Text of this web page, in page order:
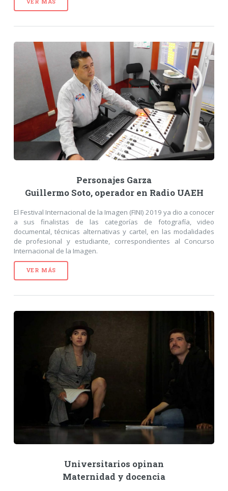
Personajes Garza
Guillermo Soto, operador en Radio UAEH
El Festival Internacional de la Imagen (FINI) 2019 ya dio a conocer
a sus finalistas de las categorías de fotografía, video
documental, técnicas alternativas y cartel, en las modalidades
de profesional y estudiante, correspondientes al Concurso
Internacional de la Imagen.
VER MÁS
Universitarios opinan
Maternidad y docencia